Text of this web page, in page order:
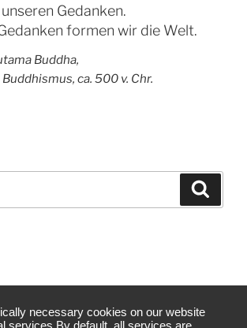
Gedanken.
formen wir die Welt.
Buddha,
ca. 500 v. Chr.
necessary cookies on our website
services.By default, all services are